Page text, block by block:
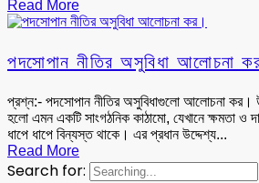
Read More
পদসোপান নীতির অসুবিধা আলোচনা
প্রশ্ন:- পদসোপান নীতির অসুবিধাগুলো আলোচনা কর।
হলো এমন একটি সাংগঠনিক কাঠামো, যেখানে ক্ষমতা ও
ধাপে ধাপে বিন্যস্ত থাকে। এর প্রধান উদ্দেশ্য...
Read More
Search for: